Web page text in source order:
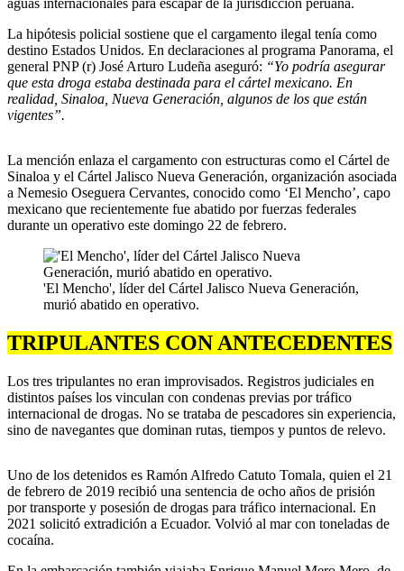
aguas internacionales para escapar de la jurisdicción peruana.
La hipótesis policial sostiene que el cargamento ilegal tenía como
destino Estados Unidos. En declaraciones al programa Panorama, el
general PNP (r) José Arturo Ludeña aseguró: “Yo podría asegurar
que esta droga estaba destinada para el cártel mexicano. En
realidad, Sinaloa, Nueva Generación, algunos de los que están
vigentes”.
La mención enlaza el cargamento con estructuras como el Cártel de
Sinaloa y el Cártel Jalisco Nueva Generación, organización asociada
a Nemesio Oseguera Cervantes, conocido como ‘El Mencho’, capo
mexicano que recientemente fue abatido por fuerzas federales
durante un operativo este domingo 22 de febrero.
'El Mencho', líder del Cártel Jalisco Nueva Generación,
murió abatido en operativo.
TRIPULANTES CON ANTECEDENTES
Los tres tripulantes no eran improvisados. Registros judiciales en
distintos países los vinculan con condenas previas por tráfico
internacional de drogas. No se trataba de pescadores sin experiencia,
sino de navegantes que dominan rutas, tiempos y puntos de relevo.
Uno de los detenidos es Ramón Alfredo Catuto Tomala, quien el 21
de febrero de 2019 recibió una sentencia de ocho años de prisión
por transporte y posesión de drogas para tráfico internacional. En
2021 solicitó extradición a Ecuador. Volvió al mar con toneladas de
cocaína.